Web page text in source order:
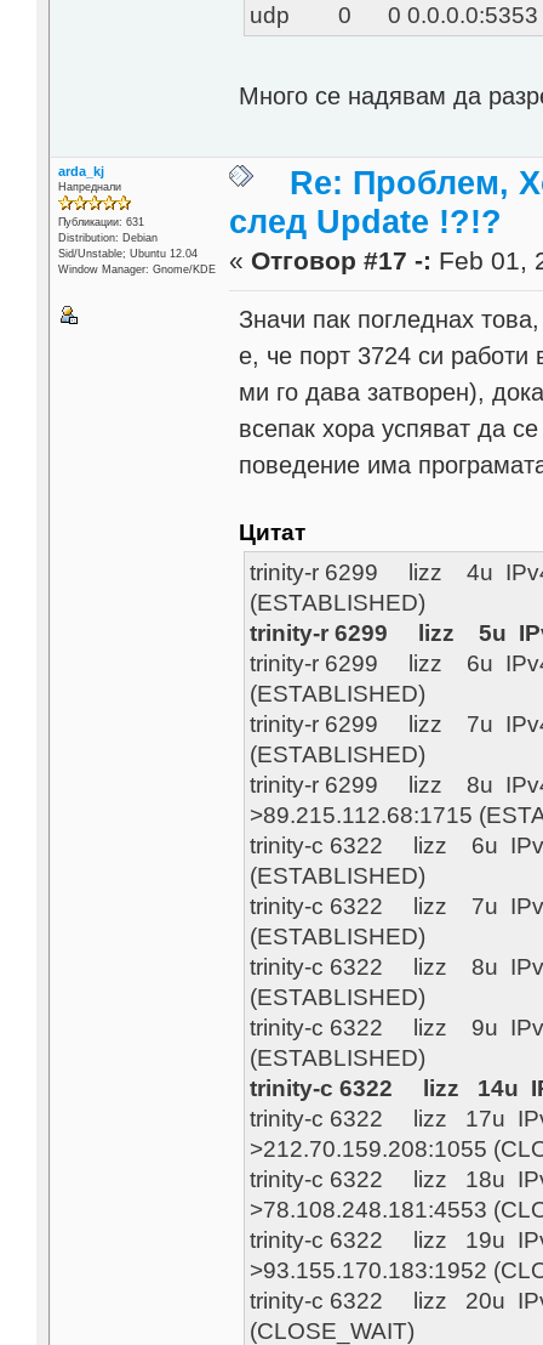
udp 0 0
Много се надявам да
arda_kj
Напреднали
Публикации: 631
Distribution: Debian
Sid/Unstable; Ubuntu 12.04
Window Manager: Gnome/KDE
Re: Проблем,
след Update !?!?
« Отговор #17 -: Feb 01,
Значи пак погледнах
е, че порт 3724 си
ми го дава затворен),
всепак хора успяват да
поведение има
Цитат
trinity-r 6299 lizz 4u
(ESTABLISHED)
trinity-r 6299 lizz 5u
trinity-r 6299 lizz 6u
(ESTABLISHED)
trinity-r 6299 lizz 7u
(ESTABLISHED)
trinity-r 6299 lizz 8u
>89.215.112.68:1715
trinity-c 6322 lizz 6u
(ESTABLISHED)
trinity-c 6322 lizz 7u
(ESTABLISHED)
trinity-c 6322 lizz 8u
(ESTABLISHED)
trinity-c 6322 lizz 9u
(ESTABLISHED)
trinity-c 6322 lizz 14u
trinity-c 6322 lizz 17u
>212.70.159.208:1055
trinity-c 6322 lizz 18u
>78.108.248.181:4553
trinity-c 6322 lizz 19u
>93.155.170.183:1952
trinity-c 6322 lizz 20u
(CLOSE_WAIT)